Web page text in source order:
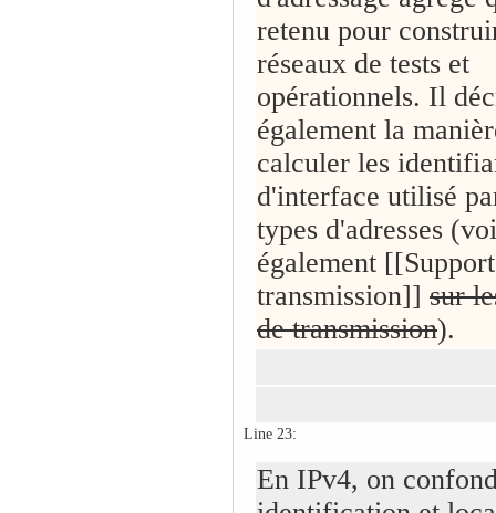
retenu pour
réseaux de tests et
opérationnels. Il
également la
calculer les
d'interface utilisé
types d'adresses
également
transmission]] sur
de transmission).
Line 23:
En IPv4, on